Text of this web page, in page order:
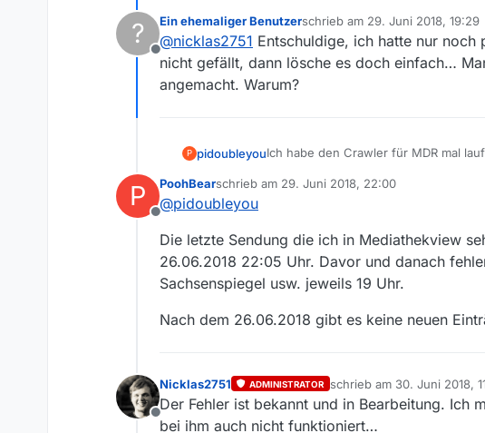
Irgendwas klemmt da wohl
Nein wirklich? Das hat
?
Offline
Ein ehemaliger Benutzerschrieb am 29. Juni 2018, 19:29
zuletzt editiert von
@nicklas2751 Entschuldige, ich hatte nur
nicht gefällt, dann lösche es doch einfach…
angemacht. Warum?
P pidoubleyouIch habe den Crawler für MDR mal
@ PoohBearwie @MenchenSued
https://github.com/mediathekview/
P
Offline
PoohBearschrieb am 29. Juni 2018, 22:00
zuletzt editiert von
@pidoubleyou
Die letzte Sendung die ich in Mediathekview
26.06.2018 22:05 Uhr. Davor und danach
Sachsenspiegel usw. jeweils 19 Uhr.
Nach dem 26.06.2018 gibt es keine neuen
Offline
Nicklas2751 ADMINISTRATOR schrieb am 30. Juni 2018,
zuletzt editiert von
Der Fehler ist bekannt und in Bearbeitung. Ich
bei ihm auch nicht funktioniert…